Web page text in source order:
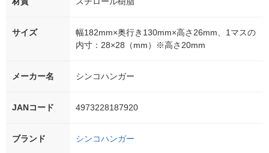
サイズ
幅182mm×奥行き130mm×高さ26mm、1マスの
内寸：28×28（mm）※高さ20mm
メーカー名 シンコハンガー
JANコード 4973228187920
ブランド シンコハンガー